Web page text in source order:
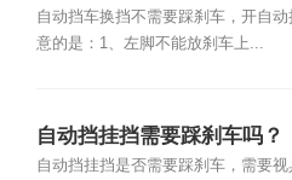
自动挡车换挡不需要踩刹车，开自
意的是：1、左脚不能放刹车上...
自动挡挂挡需要踩刹车吗？
自动挡挂挡是否需要踩刹车，需要视